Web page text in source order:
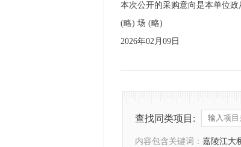
本次公开的采购意向是本单位
(略) 场 (略)
2026年02月09日
查找同类项目:
内容包含关键词： 嘉陵江大